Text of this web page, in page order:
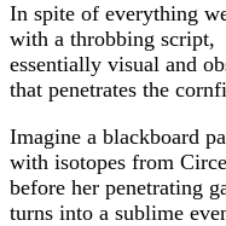
In spite of everything
with a throbbing script,
essentially visual and
that penetrates the
Imagine a blackboard
with isotopes from
before her penetrating
turns into a sublime